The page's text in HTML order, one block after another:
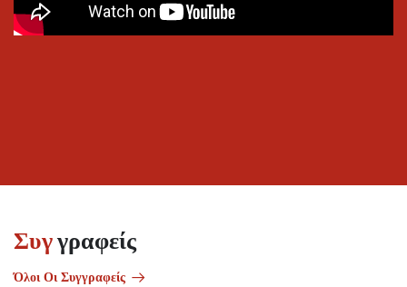
γραφείς
Συγ
Όλοι Οι Συγγραφείς